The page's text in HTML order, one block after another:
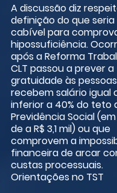
A discussão diz
definição do que
cabível para
hipossuficiência.
após a Reforma
CLT passou a prever a
gratuidade às
recebem salário igual
inferior a 40% do teto
Previdência Social
de a R$ 3,1 mil) ou que
comprovem a
financeira de arcar
custas processuais.
Orientações no TST